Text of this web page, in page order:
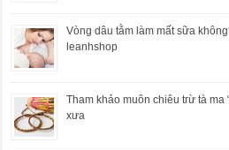
Vòng dâu tằm làm mất sữa
leanhshop
Tham khảo muôn chiêu trừ tà ma
xưa